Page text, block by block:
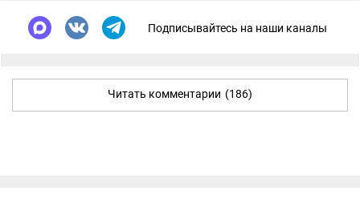
Подписывайтесь на наши каналы
Читать комментарии (186)